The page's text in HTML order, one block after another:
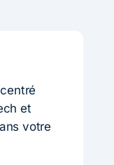
et
votre